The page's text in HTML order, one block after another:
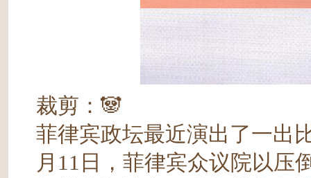
裁剪：🐼
菲律宾政坛最近演出了一出
月11日，菲律宾众议院以压